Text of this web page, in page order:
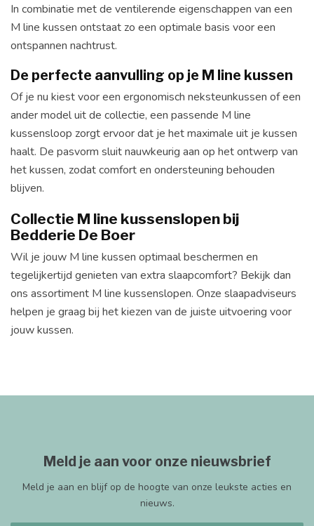
In combinatie met de ventilerende eigenschappen van een
M line kussen ontstaat zo een optimale basis voor een
ontspannen nachtrust.
De perfecte aanvulling op je M line kussen
Of je nu kiest voor een ergonomisch neksteunkussen of een
ander model uit de collectie, een passende M line
kussensloop zorgt ervoor dat je het maximale uit je kussen
haalt. De pasvorm sluit nauwkeurig aan op het ontwerp van
het kussen, zodat comfort en ondersteuning behouden
blijven.
Collectie M line kussenslopen bij
Bedderie De Boer
Wil je jouw M line kussen optimaal beschermen en
tegelijkertijd genieten van extra slaapcomfort? Bekijk dan
ons assortiment M line kussenslopen. Onze slaapadviseurs
helpen je graag bij het kiezen van de juiste uitvoering voor
jouw kussen.
Meld je aan voor onze nieuwsbrief
Meld je aan en blijf op de hoogte van onze leukste acties en
nieuws.